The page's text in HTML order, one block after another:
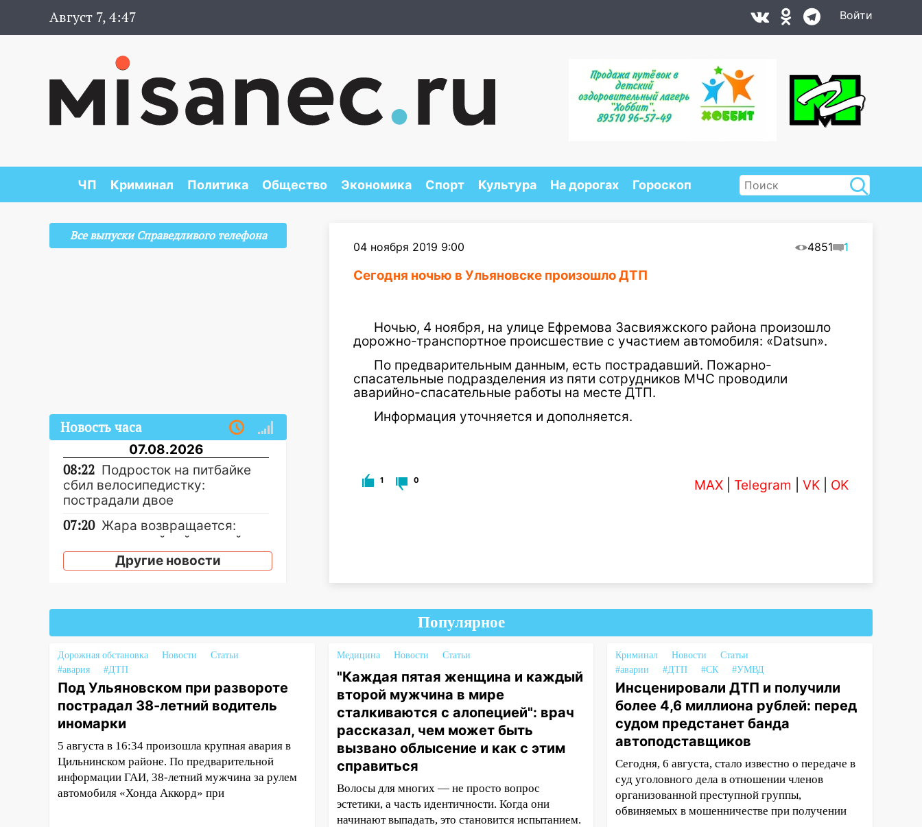
Август 7, 4:47 Войти
ЧП Криминал Политика Общество Экономика Спорт Культура На дорогах Гороскоп
04 ноября 2019 9:00 4851 1
Сегодня ночью в Ульяновске произошло ДТП
Ночью, 4 ноября, на улице Ефремова Засвияжского района произошло
дорожно-транспортное происшествие с участием автомобиля: «Datsun».
По предварительным данным, есть пострадавший. Пожарно-
спасательные подразделения из пяти сотрудников МЧС проводили
аварийно-спасательные работы на месте ДТП.
Информация уточняется и дополняется.
1 0 MAX Telegram VK OK
Все выпуски Справедливого телефона
Новость часа
07.08.2026
08:22 Подросток на питбайке
сбил велосипедистку:
пострадали двое
07:20 Жара возвращается:
ожидается знойный и сухой
четверг
летний водитель иномарки
05:00 «Каждая пятая женщина
и каждый второй мужчина в
мире сталкиваются с
алопецией»: врач рассказал,
чем может быть вызвано
облысение и как с этим
справиться
03:30 Гороскоп на 7 августа:
пятница принесет прилив
творческой энергии и отличные
шансы исправить старые
Другие новости
Популярное
Дорожная обстановка Новости
Статьи
#авария
#ДТП
Под Ульяновском при развороте
пострадал 38-летний водитель
иномарки
5 августа в 16:34 произошла крупная авария в
Цильнинском районе. По предварительной
информации ГАИ, 38-летний мужчина за рулем
автомобиля «Хонда Аккорд» при
Медицина Новости Статьи
"Каждая пятая женщина и каждый
второй мужчина в мире
сталкиваются с алопецией": врач
рассказал, чем может быть
вызвано облысение и как с этим
справиться
Волосы для многих — не просто вопрос
эстетики, а часть идентичности. Когда они
начинают выпадать, это становится испытанием.
Криминал Новости
Статьи
#аварии
#ДТП #СК #УМВД
Инсценировали ДТП и получили
более 4,6 миллиона рублей: перед
судом предстанет банда
автоподставщиков
Сегодня, 6 августа, стало известно о передаче в
суд уголовного дела в отношении членов
организованной преступной группы,
обвиняемых в мошенничестве при получении